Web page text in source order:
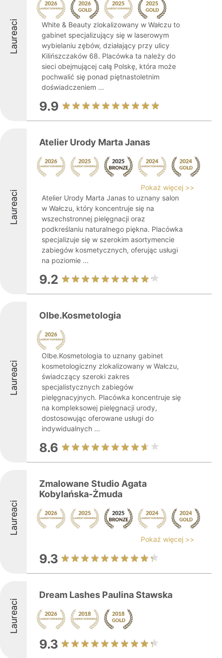
Laureaci
White & Beauty zlokalizowany w Wałczu to
gabinet specjalizujący się w laserowym
wybielaniu zębów, działający przy ulicy
Kilińszczaków 68. Placówka ta należy do
sieci obejmującej całą Polskę, która może
pochwalić się ponad piętnastoletnim
doświadczeniem ...
9.9
Laureaci
Atelier Urody Marta Janas
Pokaż więcej >>
Atelier Urody Marta Janas to uznany salon
w Wałczu, który koncentruje się na
wszechstronnej pielęgnacji oraz
podkreślaniu naturalnego piękna. Placówka
specjalizuje się w szerokim asortymencie
zabiegów kosmetycznych, oferując usługi
na poziomie ...
9.2
Laureaci
Olbe.Kosmetologia
Olbe.Kosmetologia to uznany gabinet
kosmetologiczny zlokalizowany w Wałczu,
świadczący szeroki zakres
specjalistycznych zabiegów
pielęgnacyjnych. Placówka koncentruje się
na kompleksowej pielęgnacji urody,
dostosowując oferowane usługi do
indywidualnych ...
8.6
Laureaci
Zmalowane Studio Agata
Kobylańska-Żmuda
Pokaż więcej >>
9.3
Laureaci
Dream Lashes Paulina Stawska
9.3